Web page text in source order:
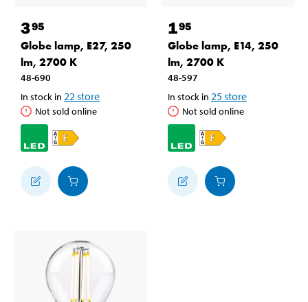
395
Globe lamp, E27, 250
lm, 2700 K
48-690
In stock in 22 store
Not sold online
195
Globe lamp, E14, 250
lm, 2700 K
48-597
In stock in 25store
Not sold online